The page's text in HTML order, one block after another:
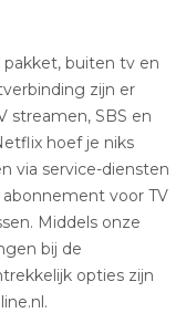
pakket, buiten tv en
zijn er
streamen, SBS en
hoef je niks
via service-diensten
voor TV
Middels onze
bij de
opties zijn